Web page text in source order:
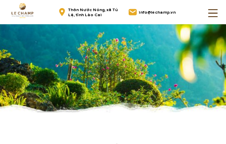
content
Thôn Nước Nóng, xã Tú
Lệ, tỉnh Lào Cai
info@lechamp.vn
Trang
chủ